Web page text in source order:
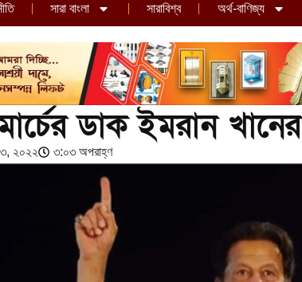
সারা বাংলা সারাবিশ্ব অর্থ-বাণিজ্য
ডাক ইমরান খানের
২০২২ ৩:০৩ অপরাহ্ণ